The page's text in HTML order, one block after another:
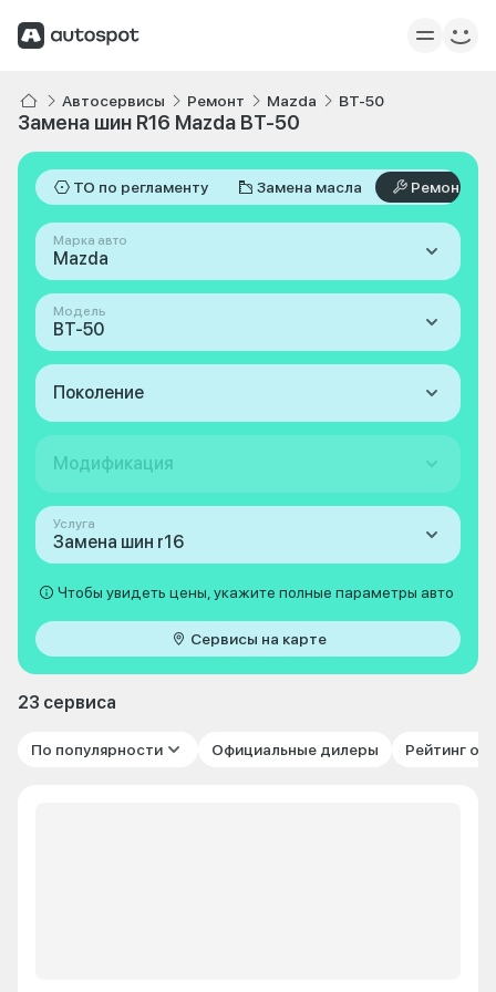
Автосервисы Ремонт Mazda BT-50
Замена шин R16 Mazda BT-50
ТО по регламенту Замена масла Ремонт
Марка авто
Mazda
Модель
BT-50
Поколение
Модификация
Услуга
Замена шин r16
Чтобы увидеть цены, укажите полные параметры авто
Сервисы на карте
23 сервиса
По популярности Официальные дилеры Рейтинг